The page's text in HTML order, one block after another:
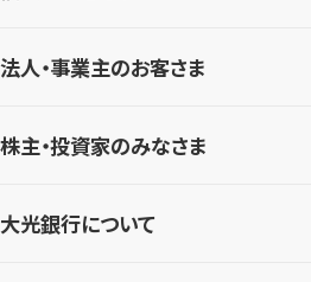
法人・事業主のお客さま
株主・投資家のみなさま
大光銀行について